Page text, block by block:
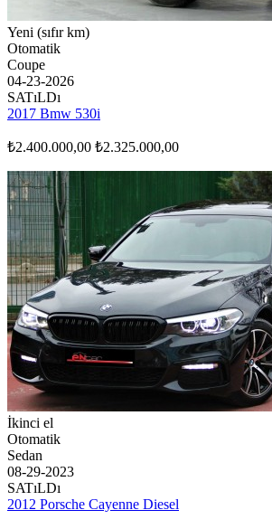
Yeni (sıfır km)
Otomatik
Coupe
04-23-2026
SATıLDı
2017 Bmw 530i
₺2.400.000,00 ₺2.325.000,00
İkinci el
Otomatik
Sedan
08-29-2023
SATıLDı
2012 Porsche Cayenne Diesel